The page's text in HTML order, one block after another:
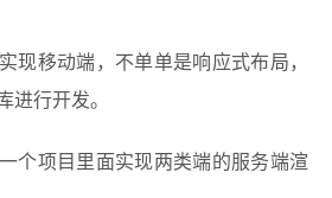
现移动端，不单单是响应式布局，
进行开发。
个项目里面实现两类端的服务端渲